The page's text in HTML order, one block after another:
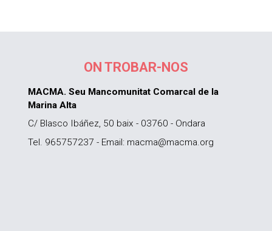
ON TROBAR-NOS
MACMA. Seu Mancomunitat Comarcal de la
Marina Alta
C/ Blasco Ibáñez, 50 baix - 03760 - Ondara
Tel. 965757237 - Email: macma@macma.org